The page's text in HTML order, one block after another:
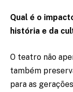
Qual é o
história e da
O teatro não
também
para as